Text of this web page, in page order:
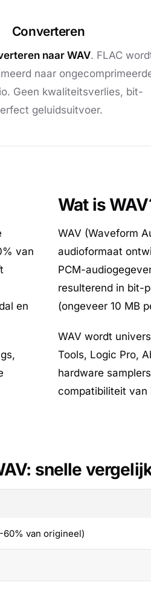
Converteren
naar WAV. FLAC
naar
Geen kwaliteitsverlies, bit-
geluidsuitvoer.
van
en
Wat is
WAV (Waveform
audioformaat
PCM-
resulterend in bit-
(ongeveer 10 MB
WAV wordt
Tools, Logic Pro,
hardware
compatibiliteit van
snelle
van origineel)